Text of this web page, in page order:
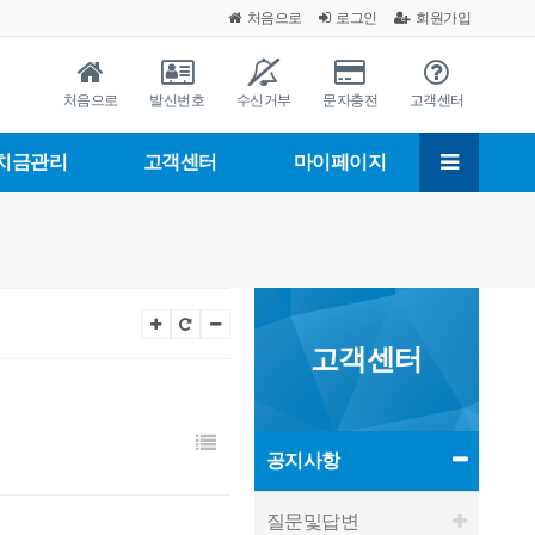
처음으로 로그인 회원가입
처음으로 발신번호 수신거부 문자충전 고객센터
금관리 고객센터 마이페이지
고객센터
공지사항
질문및답변